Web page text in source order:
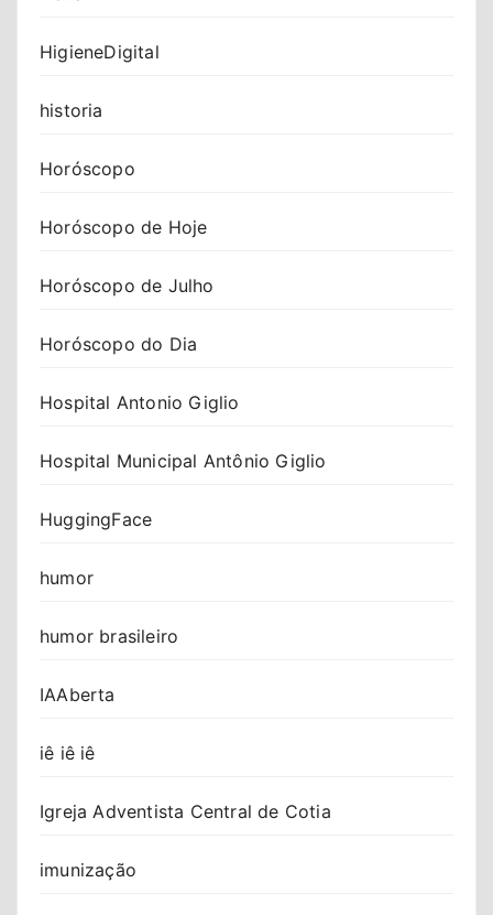
HigieneDigital
historia
Horóscopo
Horóscopo de Hoje
Horóscopo de Julho
Horóscopo do Dia
Hospital Antonio Giglio
Hospital Municipal Antônio Giglio
HuggingFace
humor
humor brasileiro
IAAberta
iê iê iê
Igreja Adventista Central de Cotia
imunização